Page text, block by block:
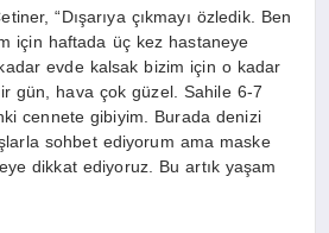
“Dışarıya çıkmayı özledik. Ben
için haftada üç kez hastaneye
evde kalsak bizim için o kadar
gün, hava çok güzel. Sahile 6-7
cennete gibiyim. Burada denizi
sohbet ediyorum ama maske
dikkat ediyoruz. Bu artık yaşam